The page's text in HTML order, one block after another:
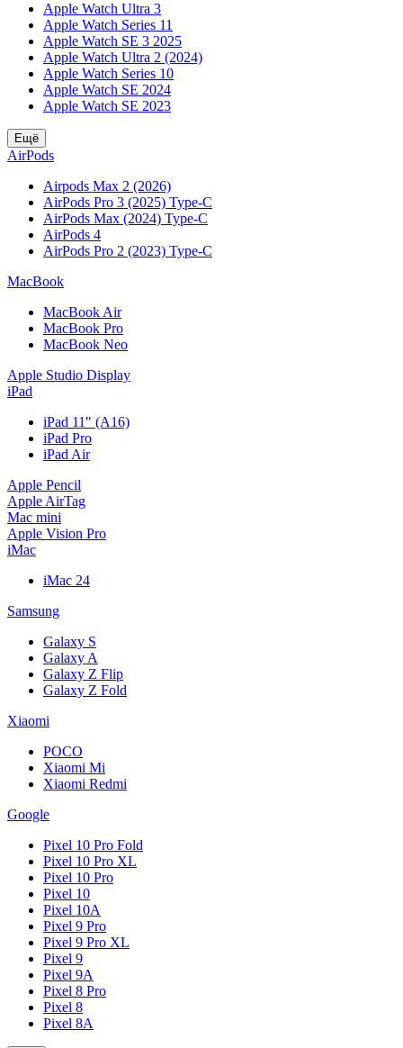
Apple Watch Ultra 3
Apple Watch Series 11
Apple Watch SE 3 2025
Apple Watch Ultra 2 (2024)
Apple Watch Series 10
Apple Watch SE 2024
Apple Watch SE 2023
Ещё
AirPods
Airpods Max 2 (2026)
AirPods Pro 3 (2025) Type-C
AirPods Max (2024) Type-C
AirPods 4
AirPods Pro 2 (2023) Type-C
MacBook
MacBook Air
MacBook Pro
MacBook Neo
Apple Studio Display
iPad
iPad 11" (A16)
iPad Pro
iPad Air
Apple Pencil
Apple AirTag
Mac mini
Apple Vision Pro
iMac
iMac 24
Samsung
Galaxy S
Galaxy A
Galaxy Z Flip
Galaxy Z Fold
Xiaomi
POCO
Xiaomi Mi
Xiaomi Redmi
Google
Pixel 10 Pro Fold
Pixel 10 Pro XL
Pixel 10 Pro
Pixel 10
Pixel 10A
Pixel 9 Pro
Pixel 9 Pro XL
Pixel 9
Pixel 9A
Pixel 8 Pro
Pixel 8
Pixel 8A